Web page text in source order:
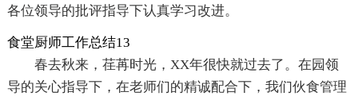
各位领导的批评指导下认真学习改进。
食堂厨师工作总结13
春去秋来，荏苒时光，XX年很快就过去了。在园领
导的关心指导下，在老师们的精诚配合下，我们伙食管理